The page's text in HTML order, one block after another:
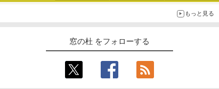
もっと見る
窓の杜 をフォローする